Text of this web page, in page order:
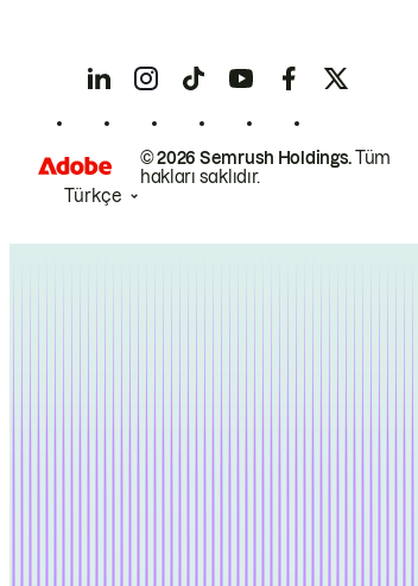
© 2026 Semrush Holdings.Tüm
hakları saklıdır.
Türkçe